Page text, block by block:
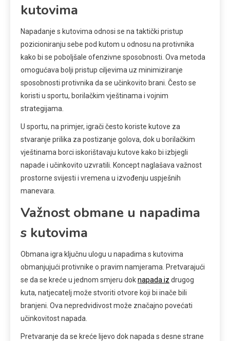
kutovima
Napadanje s kutovima odnosi se na taktički pristup
pozicioniranju sebe pod kutom u odnosu na protivnika
kako bi se poboljšale ofenzivne sposobnosti. Ova metoda
omogućava bolji pristup ciljevima uz minimiziranje
sposobnosti protivnika da se učinkovito brani. Često se
koristi u sportu, borilačkim vještinama i vojnim
strategijama.
U sportu, na primjer, igrači često koriste kutove za
stvaranje prilika za postizanje golova, dok u borilačkim
vještinama borci iskorištavaju kutove kako bi izbjegli
napade i učinkovito uzvratili. Koncept naglašava važnost
prostorne svijesti i vremena u izvođenju uspješnih
manevara.
Važnost obmane u napadima
s kutovima
Obmana igra ključnu ulogu u napadima s kutovima
obmanjujući protivnike o pravim namjerama. Pretvarajući
se da se kreće u jednom smjeru doknapada iz drugog
kuta, natjecatelj može stvoriti otvore koji bi inače bili
branjeni. Ova nepredvidivost može značajno povećati
učinkovitost napada.
Pretvaranje da se kreće lijevo dok napada s desne strane